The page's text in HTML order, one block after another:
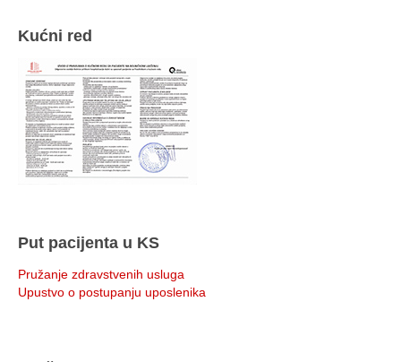
Kućni red
Put pacijenta u KS
Pružanje zdravstvenih usluga
Upustvo o postupanju uposlenika